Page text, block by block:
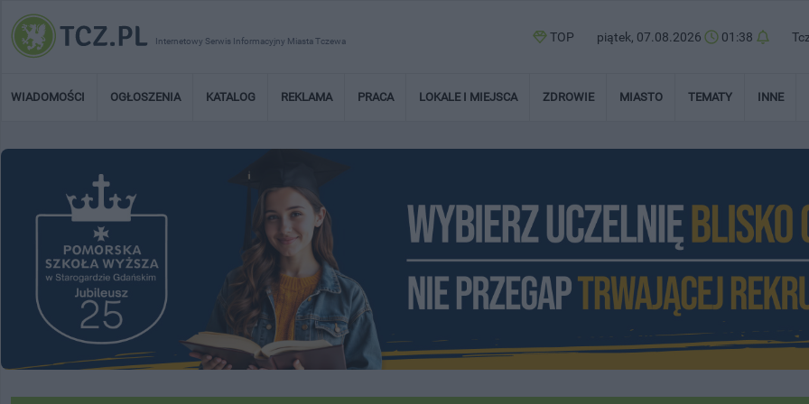
Internetowy Serwis Informacyjny Miasta Tczewa TOP piątek, 07.08.2026 01:38
WIADOMOŚCI OGŁOSZENIA KATALOG REKLAMA PRACA LOKALE I MIEJSCA ZDROWIE MIASTO TEMATY INNE